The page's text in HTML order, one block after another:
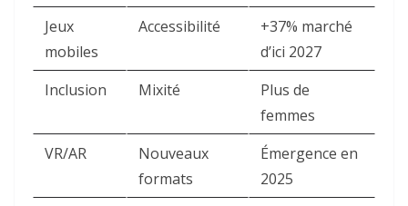
Jeux
mobiles
Accessibilité
+37% marché
d’ici 2027
Inclusion
Mixité
Plus de
femmes
VR/AR
Nouveaux
formats
Émergence en
2025